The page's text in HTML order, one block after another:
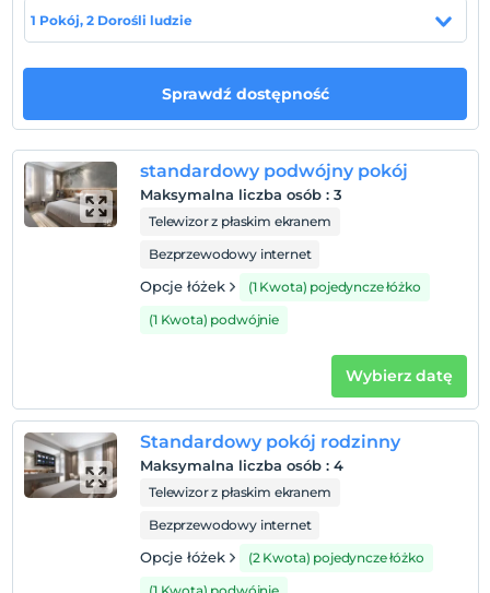
Zasady hotelu
Zameldować się
Po 14:00
Wymeldować się
Przed 12:00
Zwierzęta
Zwierzęta niedozwolone
Palenie
Zakaz palenia w pokoju
1 dzieci w wieku poniżej 9 jest/jest bezpłatne za pokój
1 Pokój, 2 Dorośli ludzie
Sprawdź dostępność
standardowy podwójny pokój
Maksymalna liczba osób : 3
Telewizor z płaskim ekranem
Bezprzewodowy internet
Opcje łóżek
(1 Kwota) pojedyncze łóżko
(1 Kwota) podwójnie
Wybierz datę
Standardowy pokój rodzinny
Maksymalna liczba osób : 4
Telewizor z płaskim ekranem
Bezprzewodowy internet
Opcje łóżek
(2 Kwota) pojedyncze łóżko